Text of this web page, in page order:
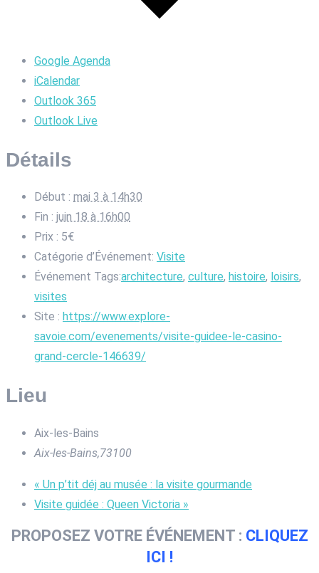
Google Agenda
iCalendar
Outlook 365
Outlook Live
Détails
Début : mai 3 à 14h30
Fin : juin 18 à 16h00
Prix : 5€
Catégorie d’Événement: Visite
Événement Tags:architecture, culture, histoire, loisirs,
visites
Site : https://www.explore-
savoie.com/evenements/visite-guidee-le-casino-
grand-cercle-146639/
Lieu
Aix-les-Bains
Aix-les-Bains,73100
« Un p’tit déj au musée : la visite gourmande
Visite guidée : Queen Victoria »
PROPOSEZ VOTRE ÉVÉNEMENT : CLIQUEZ
ICI !